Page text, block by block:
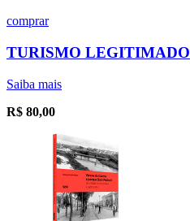
comprar
TURISMO LEGITIMADO
Saiba mais
R$ 80,00